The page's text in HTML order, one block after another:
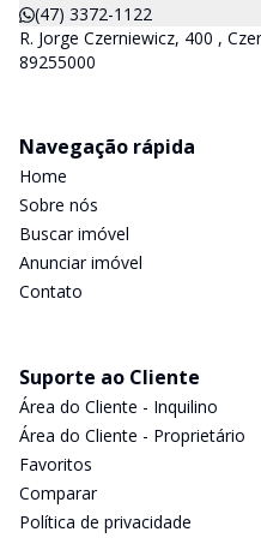
(47) 3372-1122
R. Jorge Czerniewicz, 400 ,
89255000
Navegação rápida
Home
Sobre nós
Buscar imóvel
Anunciar imóvel
Contato
Suporte ao Cliente
Área do Cliente - Inquilino
Área do Cliente - Proprietário
Favoritos
Comparar
Política de privacidade